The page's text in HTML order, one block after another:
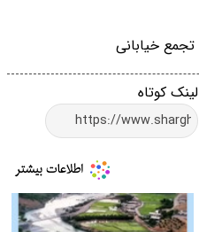
تجمع خیابانی
لینک کوتاه